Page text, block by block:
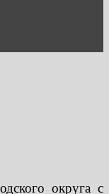
округа с